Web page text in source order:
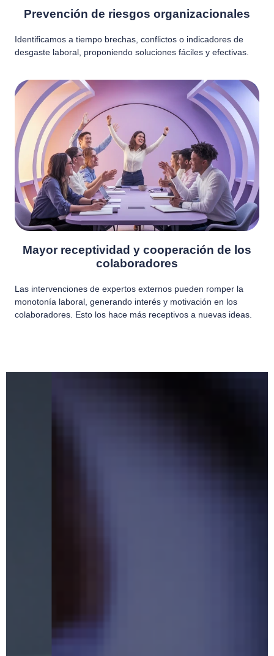
Prevención de riesgos organizacionales
Identificamos a tiempo brechas, conflictos o indicadores de
desgaste laboral, proponiendo soluciones fáciles y efectivas.
Mayor receptividad y cooperación de los
colaboradores
Las intervenciones de expertos externos pueden romper la
monotonía laboral, generando interés y motivación en los
colaboradores. Esto los hace más receptivos a nuevas ideas.